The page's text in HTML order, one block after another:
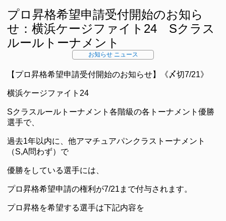
プロ昇格希望申請受付開始のお知ら
せ：横浜ケージファイト24 Sクラス
ルールトーナメント
お知らせ ニュース
【プロ昇格希望申請受付開始のお知らせ】《〆切7/21》
横浜ケージファイト24
Sクラスルールトーナメント各階級の各トーナメント優勝
選手で、
過去1年以内に、他アマチュアパンクラストーナメント
（S,A問わず）で
優勝をしている選手には、
プロ昇格希望申請の権利が7/21まで付与されます。
プロ昇格を希望する選手は下記内容を